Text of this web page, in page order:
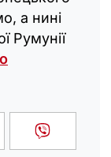
а нині
Румунії